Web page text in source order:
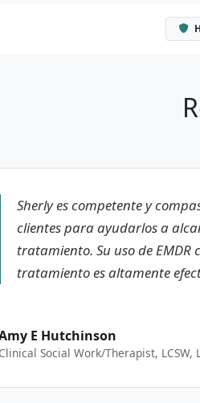
Sherly es competente y
clientes para ayudarlos a
tratamiento. Su uso de
tratamiento es altamente
E Hutchinson
Clinical Social Work/Therapist, LCSW,